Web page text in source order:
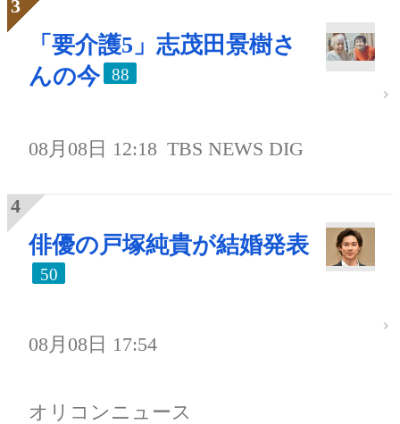
「要介護5」志茂田景樹さ
んの今
88
08月08日 12:18 TBS NEWS DIG
俳優の戸塚純貴が結婚発表
50
08月08日 17:54
オリコンニュース